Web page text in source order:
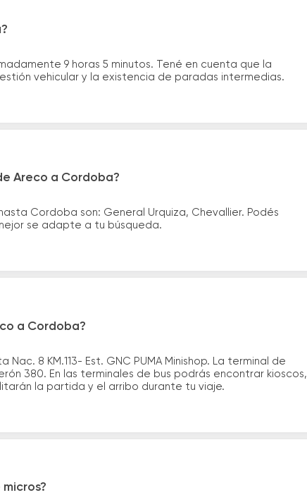
9 horas 5 minutos. Tené en cuenta que la
vehicular y la existencia de paradas intermedias.
Areco a Cordoba?
Cordoba son: General Urquiza, Chevallier. Podés
se adapte a tu búsqueda.
a Cordoba?
8 KM.113- Est. GNC PUMA Minishop. La terminal de
380. En las terminales de bus podrás encontrar kioscos,
la partida y el arribo durante tu viaje.